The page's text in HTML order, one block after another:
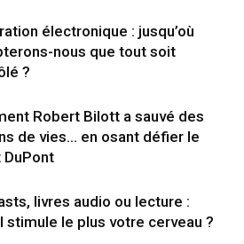
électronique : jusqu’où
nous que tout soit
?
Robert Bilott a sauvé des
de vies… en osant défier le
DuPont
livres audio ou lecture :
stimule le plus votre cerveau ?